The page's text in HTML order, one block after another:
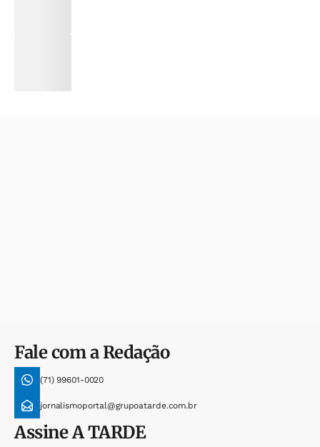
Fale com a Redação
(71) 99601-0020
jornalismoportal@grupoatarde.com.br
AssineA TARDE